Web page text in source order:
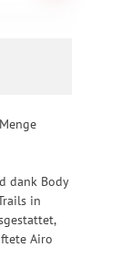
dank Body
in
Airo